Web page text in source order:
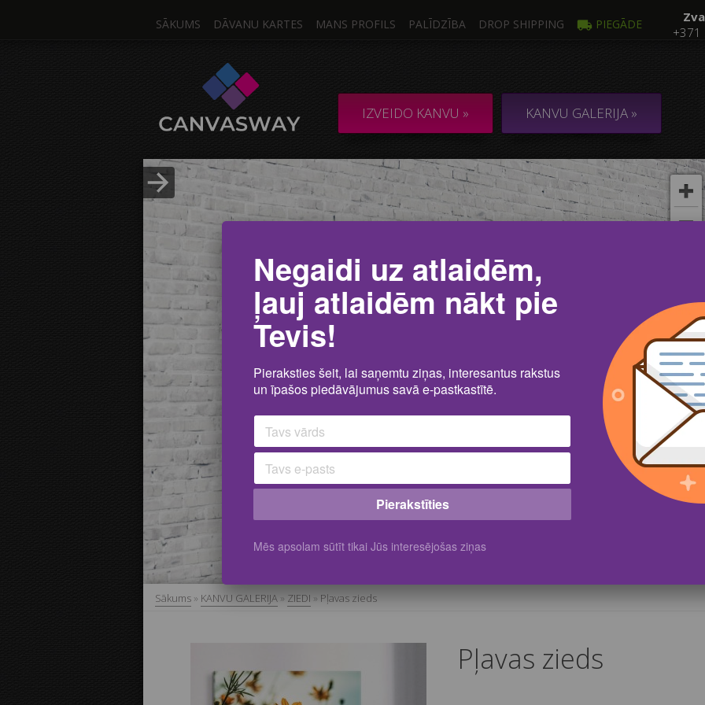
SĀKUMS DĀVANU KARTES MANS PROFILS PALĪDZĪBA DROP SHIPPING PIEGĀDE
+371
IZVEIDO KANVU » KANVU GALERIJA »
KANVA / MULTIKANVA no 1 Foto
KOLĀŽA /
Sākums » KANVU GALERIJA » ZIEDI » Pļavas zieds
Pļavas zieds
Negaidi uz atlaidēm,
ļauj atlaidēm nākt pie
Tevis!
Pieraksties šeit, lai saņemtu ziņas, interesantus rakstus
un īpašos piedāvājumus savā e-pastkastītē.
Pierakstīties
Mēs apsolam sūtīt tikai Jūs interesējošas ziņas